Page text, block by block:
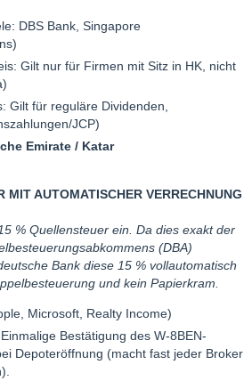
DBS Bank, Singapore
Gilt nur für Firmen mit Sitz in HK, nicht
Gilt für reguläre Dividenden,
JCP)
Emirate / Katar
MIT AUTOMATISCHER VERRECHNUNG
% Quellensteuer ein. Da dies exakt der
(DBA)
Bank diese 15 % vollautomatisch
und kein Papierkram.
Microsoft, Realty Income)
Einmalige Bestätigung des W-8BEN-
Depoteröffnung (macht fast jeder Broker